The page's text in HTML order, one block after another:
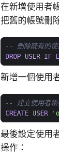
在新增使用者
把舊的帳號刪
DROP USER IF
新增一個使用
CREATE USER
最後設定使用
操作：